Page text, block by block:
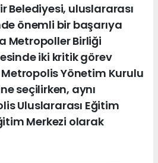
Belediyesi, uluslararası
önemli bir başarıya
Metropoller Birliği
iki kritik görev
Yönetim Kurulu
seçilirken, aynı
Uluslararası Eğitim
Merkezi olarak